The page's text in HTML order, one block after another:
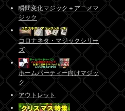
瞬間変化マジック＋アニメマ
ジック
コロナネタ・マジックシリー
ズ
ホームパーティー向けマジッ
ク
アウトレット